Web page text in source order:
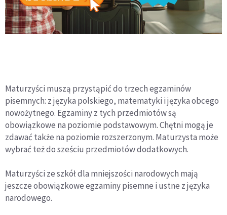
Maturzyści muszą przystąpić do trzech egzaminów
pisemnych: z języka polskiego, matematyki i języka obcego
nowożytnego. Egzaminy z tych przedmiotów są
obowiązkowe na poziomie podstawowym. Chętni mogą je
zdawać także na poziomie rozszerzonym. Maturzysta może
wybrać też do sześciu przedmiotów dodatkowych.
Maturzyści ze szkół dla mniejszości narodowych mają
jeszcze obowiązkowe egzaminy pisemne i ustne z języka
narodowego.